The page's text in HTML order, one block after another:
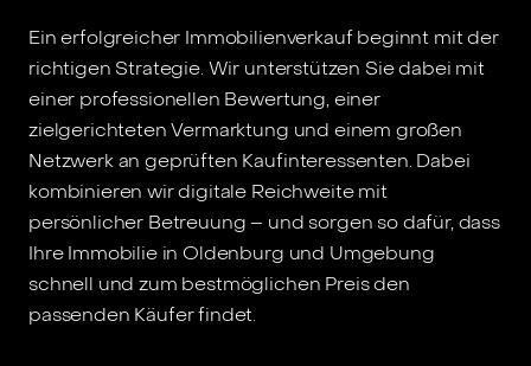
Ein erfolgreicher Immobilienverkauf beginnt mit der
richtigen Strategie. Wir unterstützen Sie dabei mit
einer professionellen Bewertung, einer
zielgerichteten Vermarktung und einem großen
Netzwerk an geprüften Kaufinteressenten. Dabei
kombinieren wir digitale Reichweite mit
persönlicher Betreuung – und sorgen so dafür, dass
Ihre Immobilie in Oldenburg und Umgebung
schnell und zum bestmöglichen Preis den
passenden Käufer findet.